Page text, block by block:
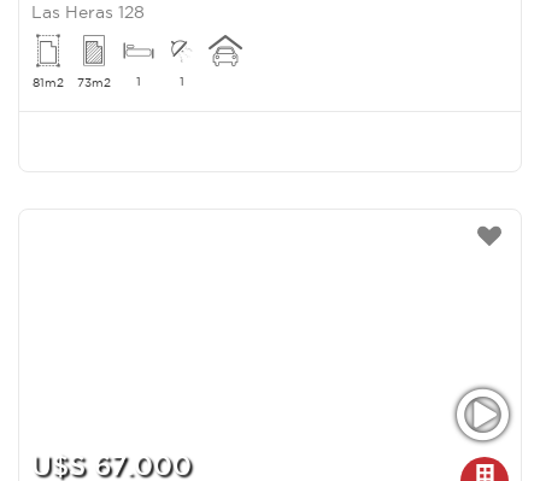
Las Heras 128
81m2 73m2 1 1
U$S 67.000